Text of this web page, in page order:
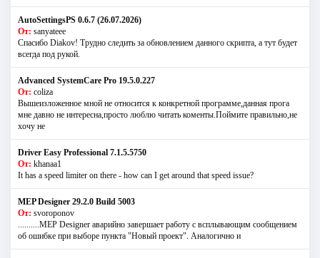
AutoSettingsPS 0.6.7 (26.07.2026)
От: sanyateee
Спасибо Diakov! Трудно следить за обновлением данного скрипта, а тут будет
всегда под рукой.
Advanced SystemCare Pro 19.5.0.227
От: coliza
Вышеизложенное мной не относится к конкретной программе,данная прога
мне давно не интересна,просто люблю читать коменты.Поймите правильно,не
хочу не
Driver Easy Professional 7.1.5.5750
От: khanaa1
It has a speed limiter on there - how can I get around that speed issue?
MEP Designer 29.2.0 Build 5003
От: svoroponov
..........MEP Designer аварийно завершает работу с всплывающим сообщением
об ошибке при выборе пункта "Новый проект". Аналогично и